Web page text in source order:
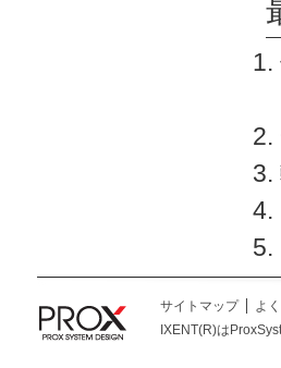
サイトマップ よ
IXENT(R)は